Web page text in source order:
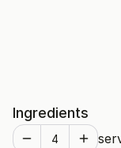
Ingredients